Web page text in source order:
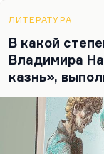
схоластическая.
Понимаете,
вещами —
ненавидят
ЛИТЕРАТУРА
В какой
Владимира
казнь»,